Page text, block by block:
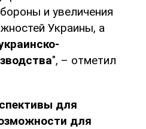
и увеличения
Украины, а
", – отметил
для
для